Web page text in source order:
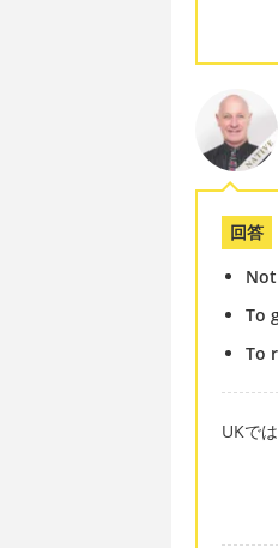
回答
To
To
UKで